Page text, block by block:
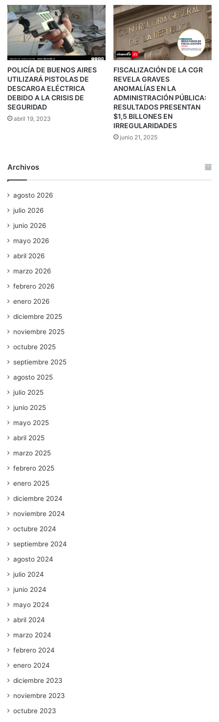
POLICÍA DE BUENOS AIRES
UTILIZARÁ PISTOLAS DE
DESCARGA ELÉCTRICA
DEBIDO A LA CRISIS DE
SEGURIDAD
abril 19, 2023
FISCALIZACIÓN DE LA CGR
REVELA GRAVES
ANOMALÍAS EN LA
ADMINISTRACIÓN PÚBLICA:
RESULTADOS PRESENTAN
$1,5 BILLONES EN
IRREGULARIDADES
junio 21, 2025
Archivos
agosto 2026
julio 2026
junio 2026
mayo 2026
abril 2026
marzo 2026
febrero 2026
enero 2026
diciembre 2025
noviembre 2025
octubre 2025
septiembre 2025
agosto 2025
julio 2025
junio 2025
mayo 2025
abril 2025
marzo 2025
febrero 2025
enero 2025
diciembre 2024
noviembre 2024
octubre 2024
septiembre 2024
agosto 2024
julio 2024
junio 2024
mayo 2024
abril 2024
marzo 2024
febrero 2024
enero 2024
diciembre 2023
noviembre 2023
octubre 2023